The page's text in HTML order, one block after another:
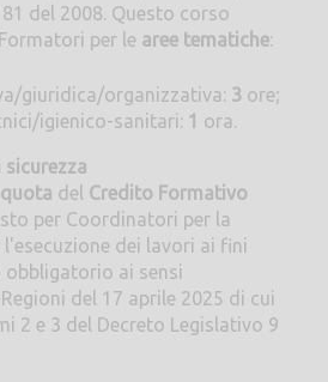
del 2008. Questo corso
per le aree tematiche:
giuridica/organizzativa: 3ore;
igienico-sanitari: 1 ora.
quota del Credito Formativo
per Coordinatori per la
dei lavori ai fini
ai sensi
del 17 aprile 2025 di cui
2 e 3 del Decreto Legislativo 9